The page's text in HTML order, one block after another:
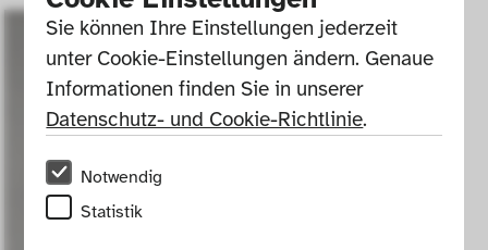
Sie können Ihre Einstellungen jederzeit
unter Cookie-Einstellungen ändern. Genaue
Informationen finden Sie in unserer
Datenschutz- und Cookie-Richtlinie.
Notwendig
Statistik